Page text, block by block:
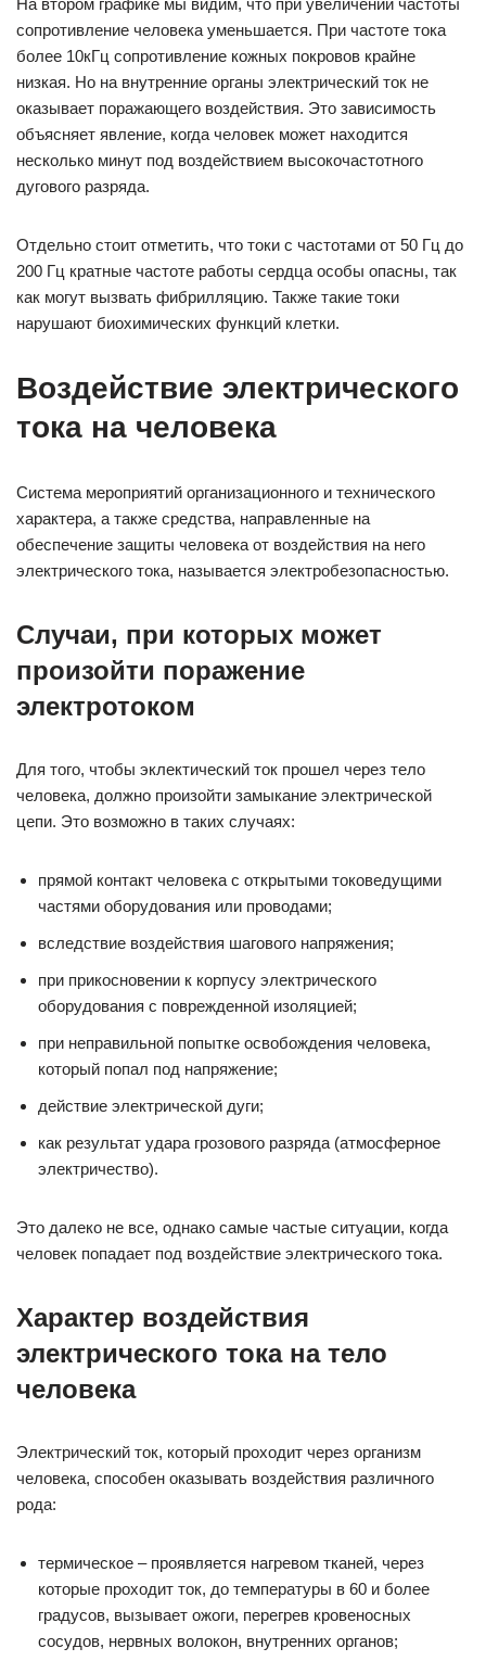
сопротивление человека уменьшается. При частоте тока
более 10кГц сопротивление кожных покровов крайне
низкая. Но на внутренние органы электрический ток не
оказывает поражающего воздействия. Это зависимость
объясняет явление, когда человек может находится
несколько минут под воздействием высокочастотного
дугового разряда.
Отдельно стоит отметить, что токи с частотами от 50 Гц до
200 Гц кратные частоте работы сердца особы опасны, так
как могут вызвать фибрилляцию. Также такие токи
нарушают биохимических функций клетки.
Воздействие электрического
тока на человека
Система мероприятий организационного и технического
характера, а также средства, направленные на
обеспечение защиты человека от воздействия на него
электрического тока, называется электробезопасностью.
Случаи, при которых может
произойти поражение
электротоком
Для того, чтобы эклектический ток прошел через тело
человека, должно произойти замыкание электрической
цепи. Это возможно в таких случаях:
прямой контакт человека с открытыми токоведущими
частями оборудования или проводами;
вследствие воздействия шагового напряжения;
при прикосновении к корпусу электрического
оборудования с поврежденной изоляцией;
при неправильной попытке освобождения человека,
который попал под напряжение;
действие электрической дуги;
как результат удара грозового разряда (атмосферное
электричество).
Это далеко не все, однако самые частые ситуации, когда
человек попадает под воздействие электрического тока.
Характер воздействия
электрического тока на тело
человека
Электрический ток, который проходит через организм
человека, способен оказывать воздействия различного
рода:
термическое – проявляется нагревом тканей, через
которые проходит ток, до температуры в 60 и более
градусов, вызывает ожоги, перегрев кровеносных
сосудов, нервных волокон, внутренних органов;